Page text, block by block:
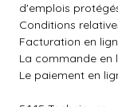
d'emplois
Conditions
Facturation en
La commande en
Le paiement en